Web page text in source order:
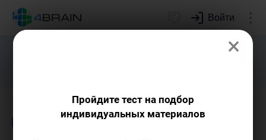
Войти
Подарим индивидуальный план
Непознанное Креативность
×
Пройдите тест на подбор
индивидуальных материалов